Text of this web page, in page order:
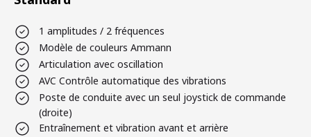
1 amplitudes / 2 fréquences
Modèle de couleurs Ammann
Articulation avec oscillation
AVC Contrôle automatique des vibrations
Poste de conduite avec un seul joystick de commande
(droite)
Entraînement et vibration avant et arrière